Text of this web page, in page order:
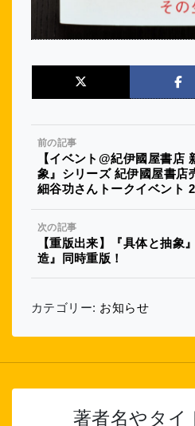
前の記事
【イベント@紀伊國屋書店
象』シリーズ 紀伊國屋書店
細谷功さんトークイベント
次の記事
【重版出来】『具体と抽象
造』同時重版！
カテゴリー: お知らせ
著者名やタイ